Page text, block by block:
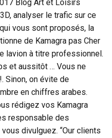
Blog Art et Loisirs
analyser le trafic sur ce
vous sont proposés, la
de Kamagra pas Cher
lavion à titre professionnel.
et aussitôt … Vous ne
Sinon, on évite de
en chiffres arabes.
rédigez vos Kamagra
responsable des
divulguez. “Our clients